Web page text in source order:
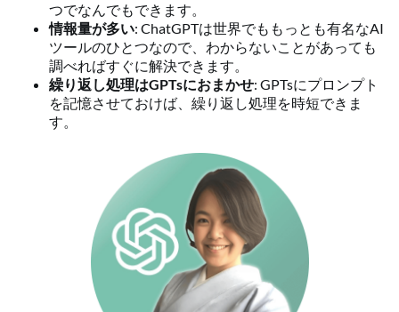
つでなんでもできます。
情報量が多い: ChatGPTは世界でももっとも有名なAI
ツールのひとつなので、わからないことがあっても
調べればすぐに解決できます。
繰り返し処理はGPTsにおまかせ: GPTsにプロンプト
を記憶させておけば、繰り返し処理を時短できま
す。